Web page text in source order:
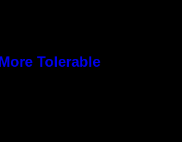
Tolerable